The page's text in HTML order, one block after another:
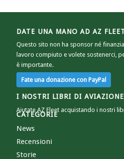
DATE UNA MANO AD AZ
Questo sito non ha sponsor né
lavoro compiuto e volete sostenerci,
è importante.
I NOSTRI LIBRI DI AVIAZIONE
Aiutate AZ Fleet acquistando i nostri
CATEGORIE
News
Recensioni
Storie